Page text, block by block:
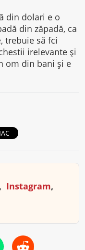
din dolari e o
din zăpadă, ca
trebuie să fci
irelevante și
om din bani și e
, Instagram,